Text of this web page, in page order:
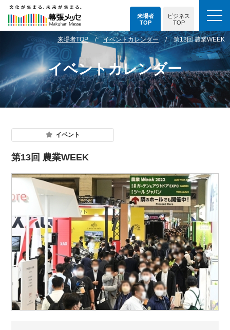
来場者
TOP
ビジネス
TOP
イベントカレンダー
来場者TOP イベントカレンダー 第13回 農業WEEK
イベント
第13回 農業WEEK